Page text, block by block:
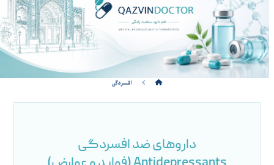
افسردگی
داروهای ضد افسردگی